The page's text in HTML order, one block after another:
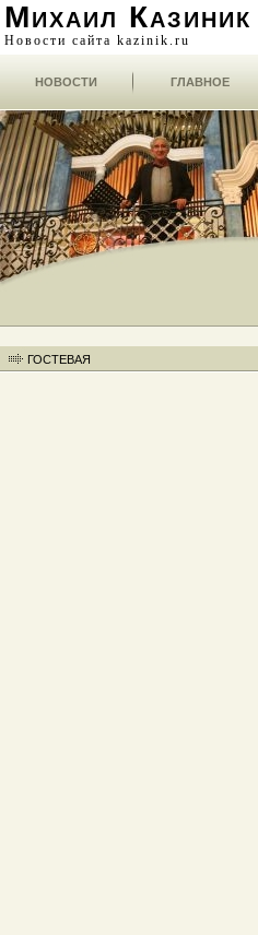
Михаил Казиник
Новости сайта kazinik.ru
НОВОСТИ ГЛАВНОЕ
ГОСТЕВАЯ